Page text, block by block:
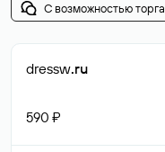
С возможностью торга
dressw.ru
590 ₽